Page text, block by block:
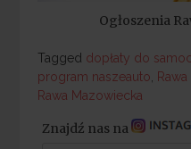
Ogłoszenia
Tagged
Tagged dopłaty do
program naszeauto,
Rawa Mazowiecka
Znajdź nas na